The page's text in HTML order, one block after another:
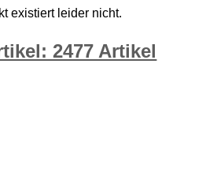
existiert leider nicht.
2477 Artikel